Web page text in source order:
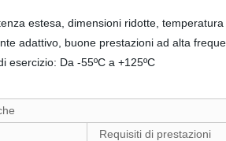
estesa, dimensioni ridotte,
adattivo, buone prestazioni ad alta
esercizio: Da -55ºC a +125ºC
Requisiti di prestazioni